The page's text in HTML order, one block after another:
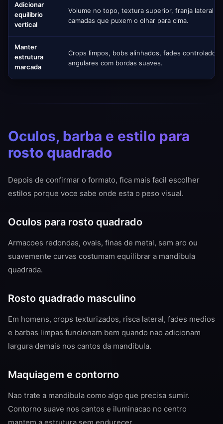
Adicionar
equilibrio
vertical
Volume no topo, textura superior, franja lateral ou
camadas que puxem o olhar para cima.
Manter
estrutura
marcada
Crops limpos, bobs alinhados, fades controlados
angulares com bordas suaves.
Oculos, barba e estilo para
rosto quadrado
Depois de confirmar o formato, fica mais facil escolher
estilos porque voce sabe onde esta o peso visual.
Oculos para rosto quadrado
Armacoes redondas, ovais, finas de metal, sem aro ou
suavemente curvas costumam equilibrar a mandibula
quadrada.
Rosto quadrado masculino
Em homens, crops texturizados, risca lateral, fades medios
e barbas limpas funcionam bem quando nao adicionam
largura demais nos cantos da mandibula.
Maquiagem e contorno
Nao trate a mandibula como algo que precisa sumir.
Contorno suave nos cantos e iluminacao no centro